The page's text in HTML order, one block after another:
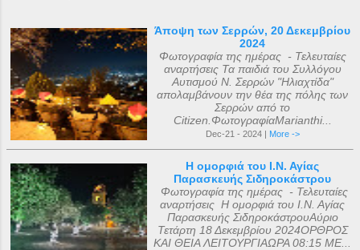
Άποψη των Σερρών, 20 Δεκεμβρίου
2024
Φωτογραφία της ημέρας - Τελευταίες
αναρτήσεις Τα παιδιά του Συλλόγου
Αυτισμού Ν. Σερρών "Ηλιαχτίδα"
απολαμβάνουν την θέα της πόλης των
Σερρών από το
Citizen.ΦωτογραφίαMarianthi...
Dec-21 - 2024 | More ->
Η ομορφιά του Ι.Ν. Αγίας
Παρασκευής Σιδηροκάστρου
Φωτογραφία της ημέρας - Τελευταίες
αναρτήσεις Η ομορφιά του Ι.Ν. Αγίας
Παρασκευής ΣιδηροκάστρουΑύριο
Τετάρτη 18 Δεκεμβρίου 2024ΟΡΘΡΟΣ
ΚΑΙ ΘΕΙΑ ΛΕΙΤΟΥΡΓΙΑΩΡΑ 08:15 ΜΕ...